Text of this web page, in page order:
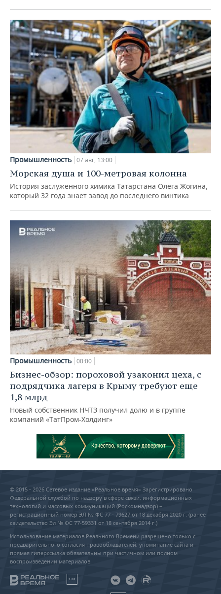
Промышленность 07 авг, 13:00
Морская душа и 100-метровая колонна
История заслуженного химика Татарстана Олега Жогина,
который 32 года знает завод до последнего винтика
Промышленность 00:00
Бизнес-обзор: пороховой узаконил цеха, с
подрядчика лагеря в Крыму требуют еще
1,8 млрд
Новый собственник НЧТЗ получил долю и в группе
компаний «ТатПром-Холдинг»
© 2015 - 2026 Сетевое издание «Реальное время» Зарегистрировано
Федеральной службой по надзору в сфере связи, информационных
технологий и массовых коммуникаций (Роскомнадзор) –
регистрационный номер ЭЛ № ФС 77 - 79627 от 18 декабря 2020 г. (ранее
свидетельство Эл № ФС 77-59331 от 18 сентября 2014 г.)
Использование материалов Реального Времени разрешено только с
предварительного согласия правообладателей, упоминание сайта и
прямая гиперссылка обязательны при частичном или полном
воспроизведении материалов.
18+